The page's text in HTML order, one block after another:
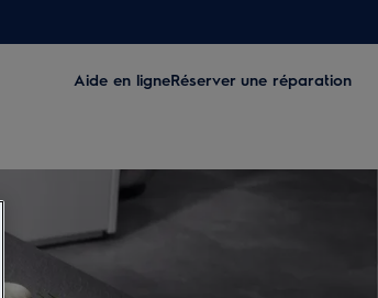
Aide en ligneRéserver une réparation